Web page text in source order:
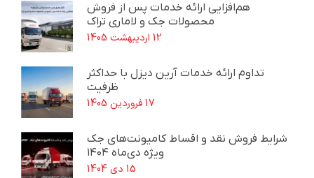
هم‌افزایی ارائه خدمات پس از فروش
محصولات جک و لاماری تراک
12 اردیبهشت 1405
تداوم ارائه خدمات آرین دیزل با حداکثر
ظرفیت
17 فروردین 1405
شرایط فروش نقد و اقساط کامیونت‌های جک
ویژه دی‌ماه ۱۴۰۴
15 دی 1404